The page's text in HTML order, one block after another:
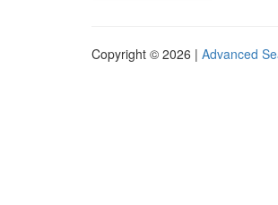
Copyright © 2026 | Advanced